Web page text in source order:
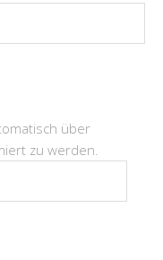
über
zu werden.